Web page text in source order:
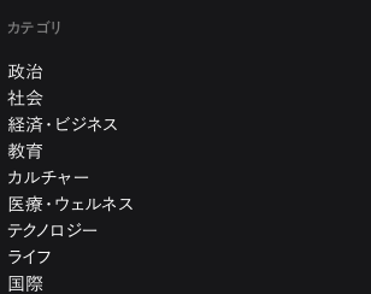
カテゴリ
政治
社会
経済・ビジネス
教育
カルチャー
医療・ウェルネス
テクノロジー
ライフ
国際